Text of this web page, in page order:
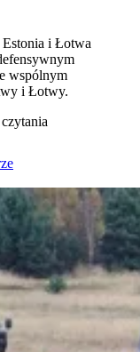
i Łotwa
wspólnym
i Łotwy.